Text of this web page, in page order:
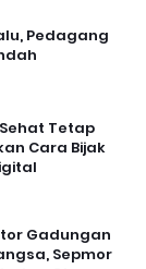
Pedagang
Tetap
Cara Bijak
Gadungan
Sepmor